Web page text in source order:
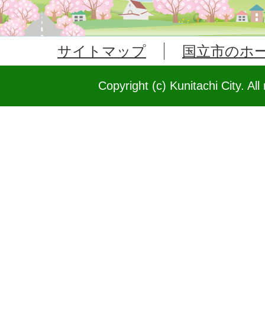
サイトマップ 国立市のホ
Copyright (c) Kunitachi City.